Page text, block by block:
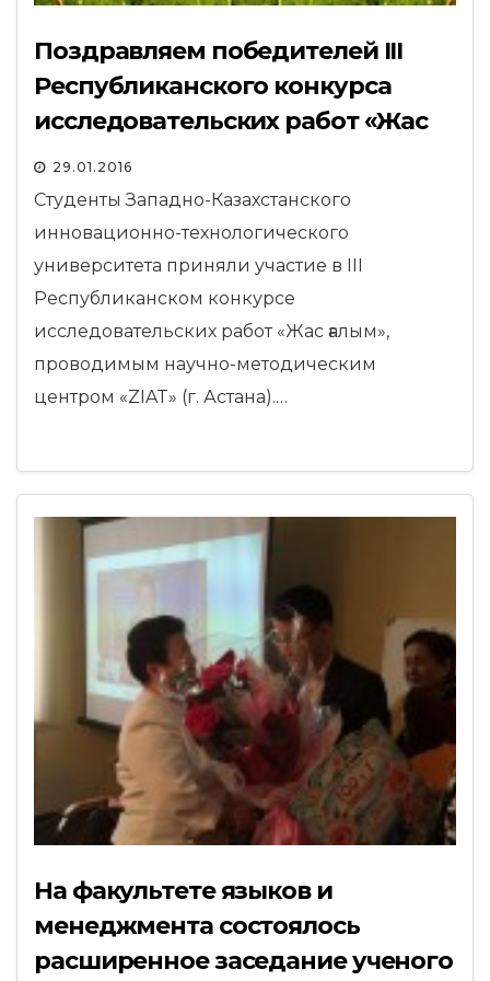
Поздравляем победителей ІІІ
Республиканского конкурса
исследовательских работ «Жас
ғалым»
29.01.2016
Студенты Западно-Казахстанского
инновационно-технологического
университета приняли участие в III
Республиканском конкурсе
исследовательских работ «Жас ғалым»,
проводимым научно-методическим
центром «ZIAT» (г. Астана).…
На факультете языков и
менеджмента состоялось
расширенное заседание ученого